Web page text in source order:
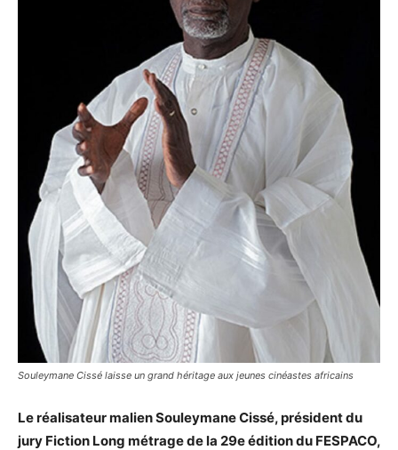
Souleymane Cissé laisse un grand héritage aux jeunes cinéastes africains
Le réalisateur malien Souleymane Cissé, président du
jury Fiction Long métrage de la 29e édition du FESPACO,